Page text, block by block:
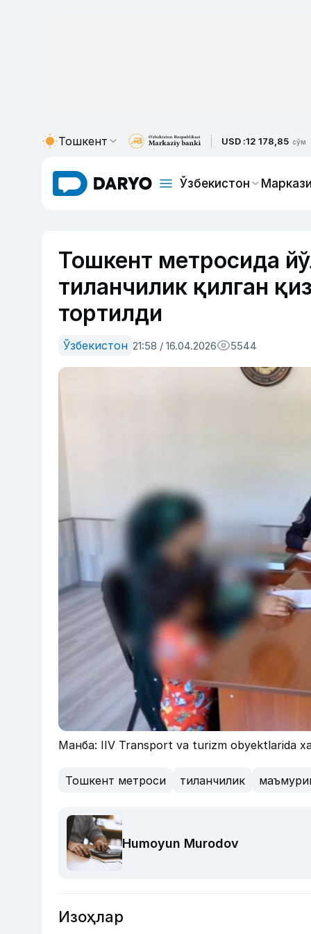
Тошкент USD :12 178,85 сўм
Ўзбекистон
Тошкент метросида
тиланчилик қилган
тортилди
Ўзбекистон 21:58 / 16.04.2026 5544
Манба: IIV Transport va turizm obyektlarida
Тошкент метроси тиланчилик
Humoyun Murodov
Изоҳлар